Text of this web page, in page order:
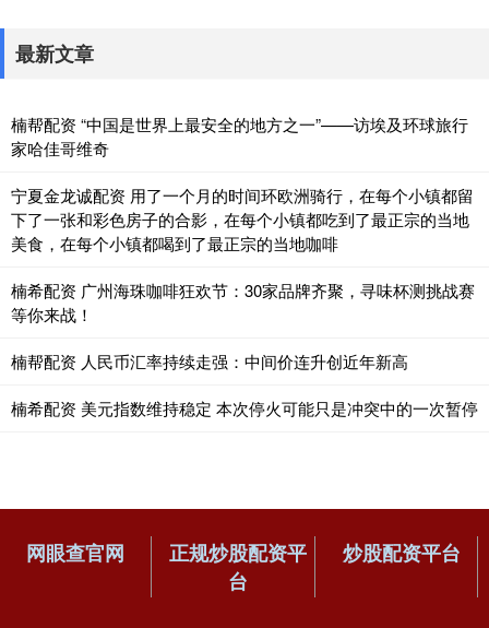
最新文章
楠帮配资 “中国是世界上最安全的地方之一”——访埃及环球旅行
家哈佳哥维奇
宁夏金龙诚配资 用了一个月的时间环欧洲骑行，在每个小镇都留
下了一张和彩色房子的合影，在每个小镇都吃到了最正宗的当地
美食，在每个小镇都喝到了最正宗的当地咖啡
楠希配资 广州海珠咖啡狂欢节：30家品牌齐聚，寻味杯测挑战赛
等你来战！
楠帮配资 人民币汇率持续走强：中间价连升创近年新高
楠希配资 美元指数维持稳定 本次停火可能只是冲突中的一次暂停
网眼查官网
正规炒股配资平
台
炒股配资平台